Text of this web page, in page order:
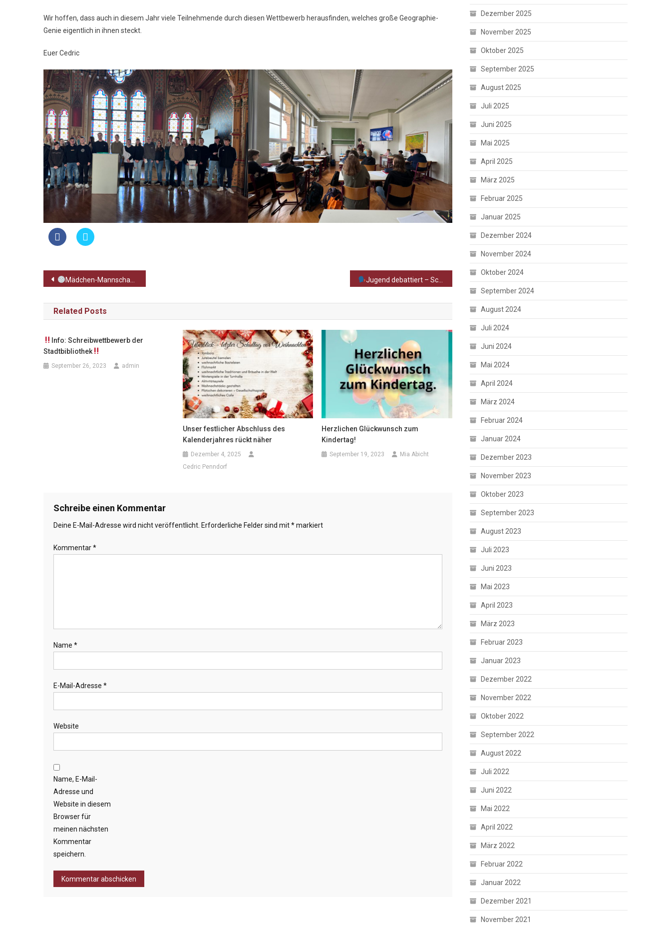
Wir hoffen, dass auch in diesem Jahr viele Teilnehmende durch diesen Wettbewerb herausfinden, welches große Geographie-
Genie eigentlich in ihnen steckt.
Euer Cedric
Beitragsnavigation
Mädchen-Mannschaft der WK III qualifiziert sich für das Schulamtsfinale Jugend debattiert – Schulsiegerseminartag in Nordhausen
Related Posts
Info: Schreibwettbewerb der
Stadtbibliothek
September 26, 2023 admin
Unser festlicher Abschluss des
Kalenderjahres rückt näher
Dezember 4, 2025
Cedric Penndorf
Herzlichen Glückwunsch zum
Kindertag!
September 19, 2023 Mia Abicht
Schreibe einen Kommentar
Deine E-Mail-Adresse wird nicht veröffentlicht. Erforderliche Felder sind mit*markiert
Kommentar*
Name *
E-Mail-Adresse *
Website
Name, E-Mail-
Adresse und
Website in diesem
Browser für
meinen nächsten
Kommentar
speichern.
Dezember 2025
November 2025
Oktober 2025
September 2025
August 2025
Juli 2025
Juni 2025
Mai 2025
April 2025
März 2025
Februar 2025
Januar 2025
Dezember 2024
November 2024
Oktober 2024
September 2024
August 2024
Juli 2024
Juni 2024
Mai 2024
April 2024
März 2024
Februar 2024
Januar 2024
Dezember 2023
November 2023
Oktober 2023
September 2023
August 2023
Juli 2023
Juni 2023
Mai 2023
April 2023
März 2023
Februar 2023
Januar 2023
Dezember 2022
November 2022
Oktober 2022
September 2022
August 2022
Juli 2022
Juni 2022
Mai 2022
April 2022
März 2022
Februar 2022
Januar 2022
Dezember 2021
November 2021